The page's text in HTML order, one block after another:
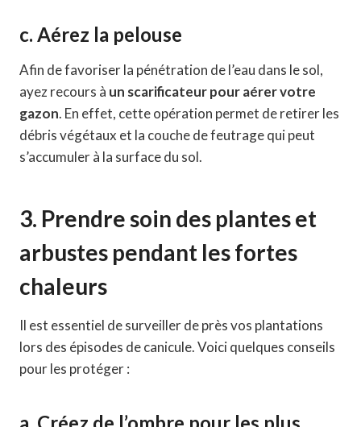
c. Aérez la pelouse
Afin de favoriser la pénétration de l’eau dans le sol,
ayez recours à un scarificateur pour aérer votre
gazon. En effet, cette opération permet de retirer les
débris végétaux et la couche de feutrage qui peut
s’accumuler à la surface du sol.
3. Prendre soin des plantes et
arbustes pendant les fortes
chaleurs
Il est essentiel de surveiller de près vos plantations
lors des épisodes de canicule. Voici quelques conseils
pour les protéger :
a. Créez de l’ombre pour les plus